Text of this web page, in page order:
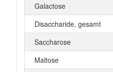
Galactose
Disaccharide, gesamt
Saccharose
Maltose